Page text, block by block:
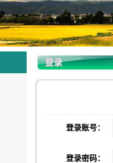
登录
登录账号：
登录密码：